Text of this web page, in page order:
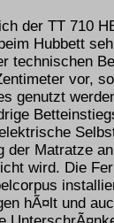
der TT 710
Hubbett
technischen
vor,
genutzt
der Matratze
wird. Die
hÃ¤lt und